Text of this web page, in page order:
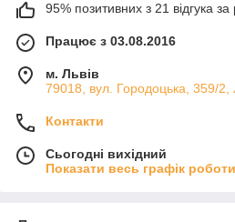
95% позитивних з 21 відгука за
Працює з 03.08.2016
м. Львів
79018, вул. Городоцька, 359/2,
Контакти
Сьогодні вихідний
Показати весь графік роботи